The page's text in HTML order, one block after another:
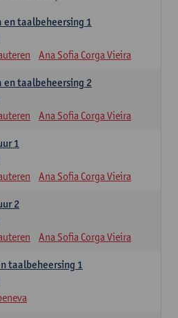
en taalbeheersing 1
Ana Sofia Corga Vieira
en taalbeheersing 2
Ana Sofia Corga Vieira
1
Ana Sofia Corga Vieira
2
Ana Sofia Corga Vieira
taalbeheersing 1